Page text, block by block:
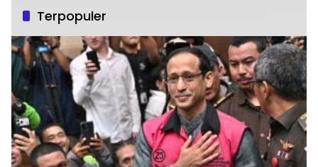
Terpopuler